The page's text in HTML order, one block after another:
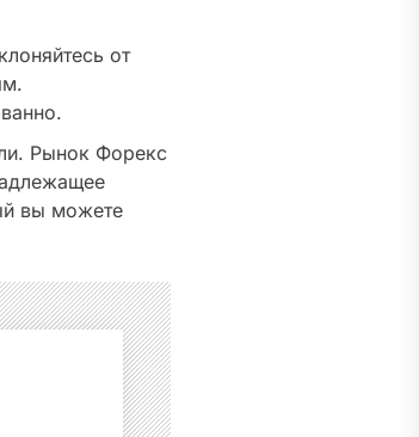
от
Рынок Форекс
вы можете